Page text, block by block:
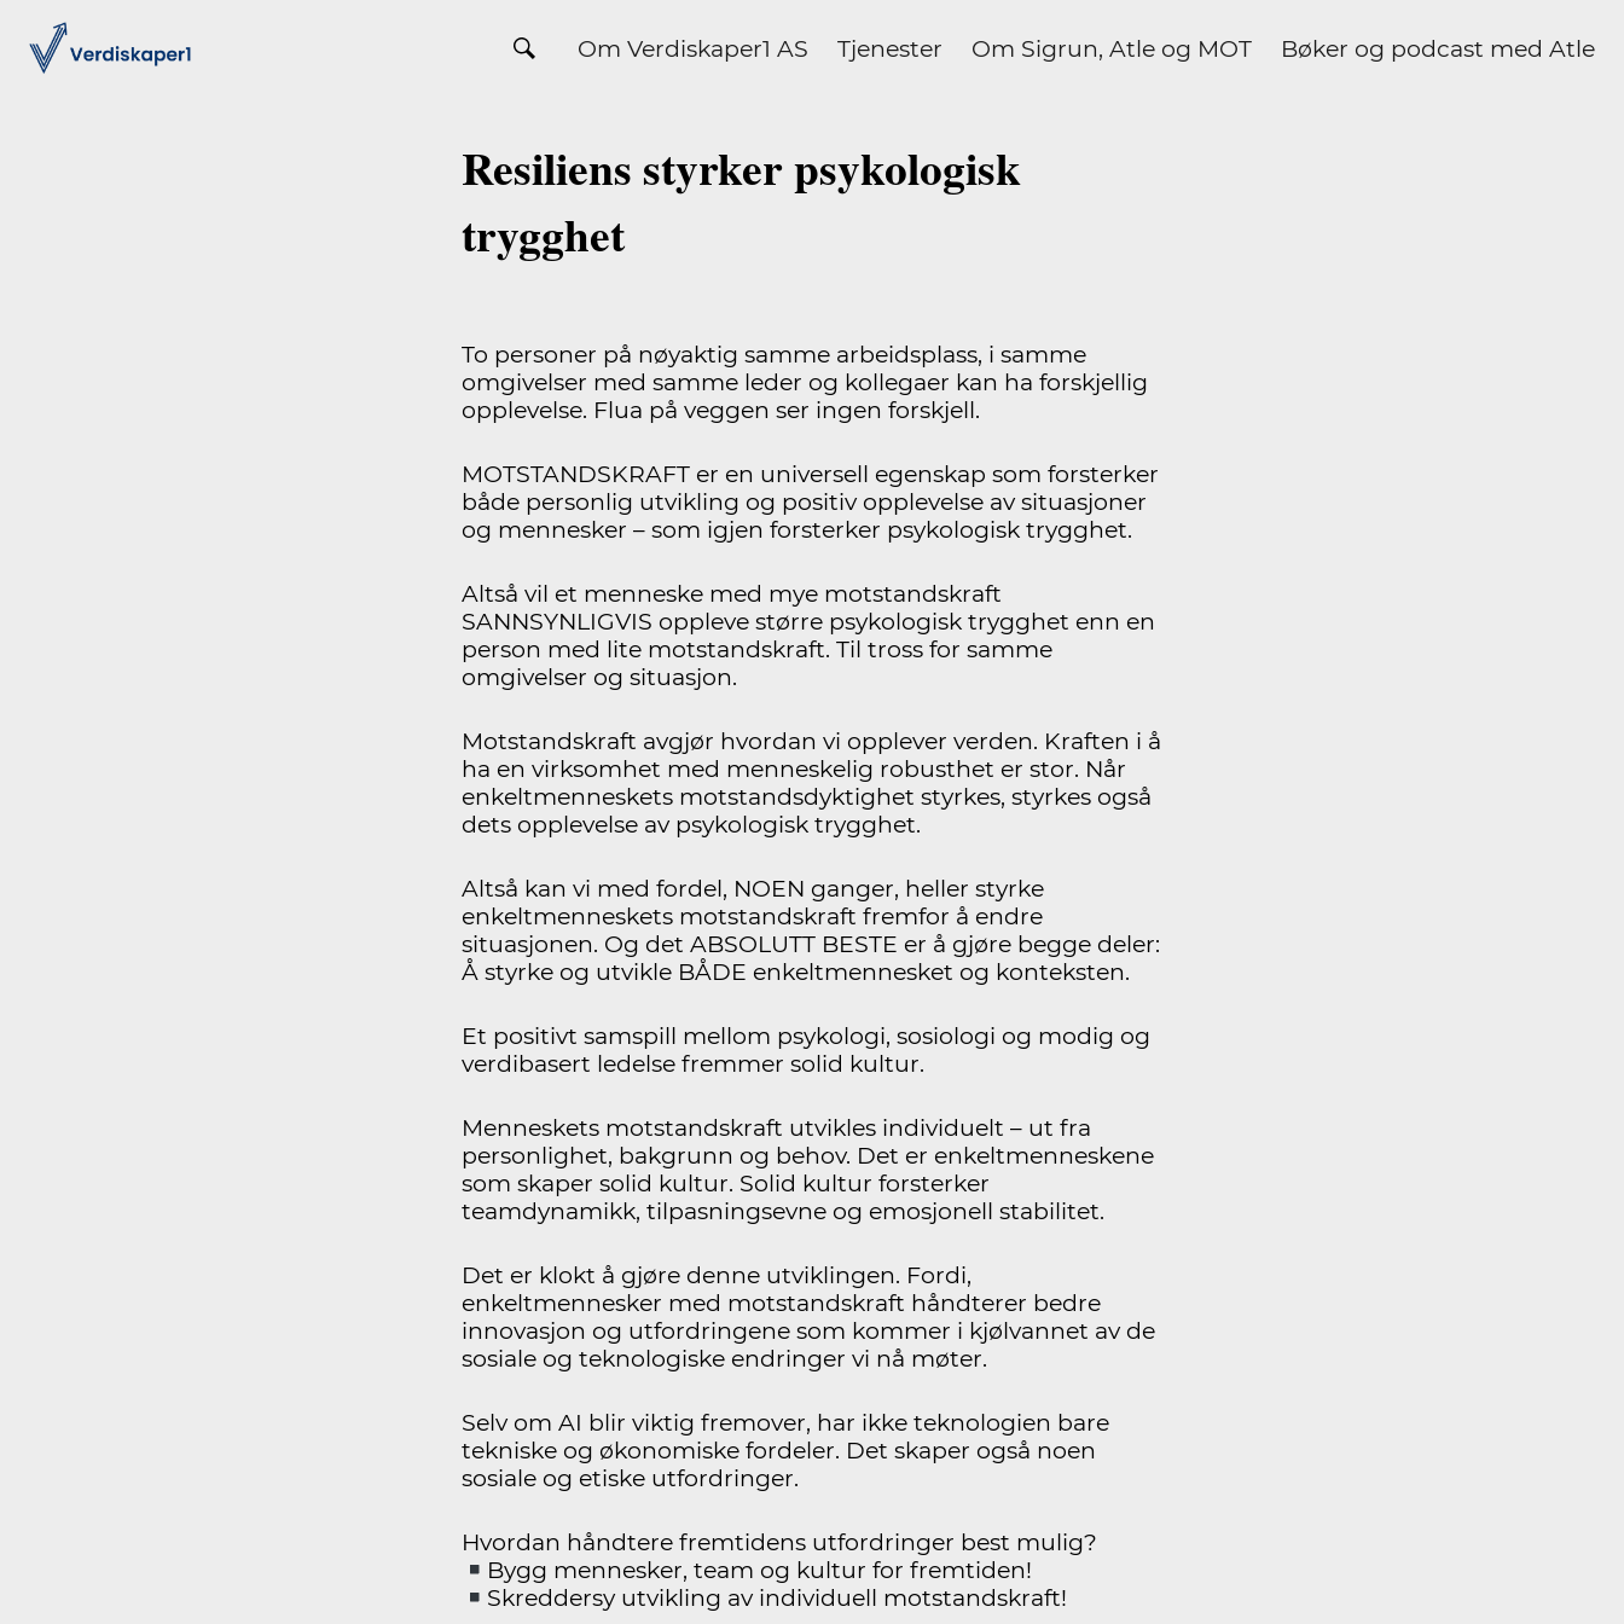
Om Verdiskaper1 AS Tjenester Om Sigrun, Atle og MOT Bøker og podcast med Atle
Resiliens styrker psykologisk
trygghet
To personer på nøyaktig samme arbeidsplass, i samme
omgivelser med samme leder og kollegaer kan ha forskjellig
opplevelse. Flua på veggen ser ingen forskjell.
MOTSTANDSKRAFT er en universell egenskap som forsterker
både personlig utvikling og positiv opplevelse av situasjoner
og mennesker – som igjen forsterker psykologisk trygghet.
Altså vil et menneske med mye motstandskraft
SANNSYNLIGVIS oppleve større psykologisk trygghet enn en
person med lite motstandskraft. Til tross for samme
omgivelser og situasjon.
Motstandskraft avgjør hvordan vi opplever verden. Kraften i å
ha en virksomhet med menneskelig robusthet er stor. Når
enkeltmenneskets motstandsdyktighet styrkes, styrkes også
dets opplevelse av psykologisk trygghet.
Altså kan vi med fordel, NOEN ganger, heller styrke
enkeltmenneskets motstandskraft fremfor å endre
situasjonen. Og det ABSOLUTT BESTE er å gjøre begge deler:
Å styrke og utvikle BÅDE enkeltmennesket og konteksten.
Et positivt samspill mellom psykologi, sosiologi og modig og
verdibasert ledelse fremmer solid kultur.
Menneskets motstandskraft utvikles individuelt – ut fra
personlighet, bakgrunn og behov. Det er enkeltmenneskene
som skaper solid kultur. Solid kultur forsterker
teamdynamikk, tilpasningsevne og emosjonell stabilitet.
Det er klokt å gjøre denne utviklingen. Fordi,
enkeltmennesker med motstandskraft håndterer bedre
innovasjon og utfordringene som kommer i kjølvannet av de
sosiale og teknologiske endringer vi nå møter.
Selv om AI blir viktig fremover, har ikke teknologien bare
tekniske og økonomiske fordeler. Det skaper også noen
sosiale og etiske utfordringer.
Hvordan håndtere fremtidens utfordringer best mulig?
Bygg mennesker, team og kultur for fremtiden!
Skreddersy utvikling av individuell motstandskraft!